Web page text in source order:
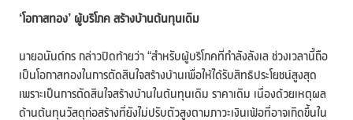
‘โอกาสทอง’ ผู้บริโภค สร้างบ้านต้นทุนเดิม
นายอนันต์กร กล่าวปิดท้ายว่า “สำหรับผู้บริโภคที่กำลังลังเล ช่วงเวลานี้ถือ
เป็นโอกาสทองในการตัดสินใจสร้างบ้านเพื่อให้ได้รับสิทธิประโยชน์สูงสุด
เพราะเป็นการตัดสินใจสร้างบ้านในต้นทุนเดิม ราคาเดิม เนื่องด้วยเหตุผล
ด้านต้นทุนวัสดุก่อสร้างที่ยังไม่ปรับตัวสูงตามภาวะเงินเฟ้อที่อาจเกิดขึ้นใน